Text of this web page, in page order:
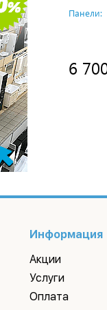
Панели:
6
Информация
Акции
Услуги
Оплата